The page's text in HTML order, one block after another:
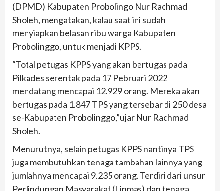
(DPMD) Kabupaten Probolingo Nur Rachmad
Sholeh, mengatakan, kalau saat ini sudah
menyiapkan belasan ribu warga Kabupaten
Probolinggo, untuk menjadi KPPS.
“Total petugas KPPS yang akan bertugas pada
Pilkades serentak pada 17 Pebruari 2022
mendatang mencapai 12.929 orang. Mereka akan
bertugas pada 1.847 TPS yang tersebar di 250 desa
se-Kabupaten Probolinggo,”ujar Nur Rachmad
Sholeh.
Menurutnya, selain petugas KPPS nantinya TPS
juga membutuhkan tenaga tambahan lainnya yang
jumlahnya mencapai 9.235 orang. Terdiri dari unsur
Perlindungan Masyarakat (Linmas) dan tenaga